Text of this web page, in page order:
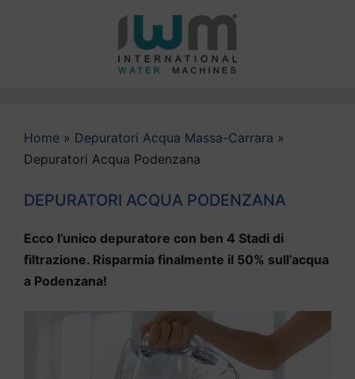
Home » Depuratori Acqua Massa-Carrara »
Depuratori Acqua Podenzana
DEPURATORI ACQUA PODENZANA
Ecco l’unico depuratore con ben 4 Stadi di
filtrazione. Risparmia finalmente il 50% sull’acqua
a Podenzana!